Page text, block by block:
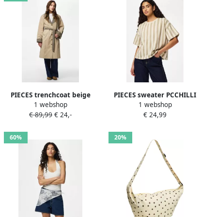
PIECES trenchcoat beige
1 webshop
€ 89,99 € 24,-
PIECES sweater PCCHILLI
beige ecru
1 webshop
€ 24,99
60% 20%